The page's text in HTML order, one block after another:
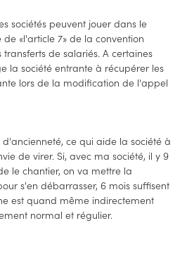
sociétés peuvent jouer dans le
«l'article 7» de la convention
de salariés. A certaines
la société entrante à récupérer les
lors de la modification de l'appel
d'ancienneté, ce qui aide la société à
de virer. Si, avec ma société, il y 9
le chantier, on va mettre la
s'en débarrasser, 6 mois suffisent
est quand même indirectement
normal et régulier.